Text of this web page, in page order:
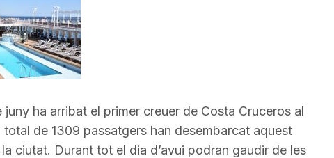
a
incrementar
o
ha arribat el primer creuer de Costa Crucerosal
total de 1309 passatgers han desembarcat aquest
ciutat. Durant tot el dia d’avui podran gaudir de les